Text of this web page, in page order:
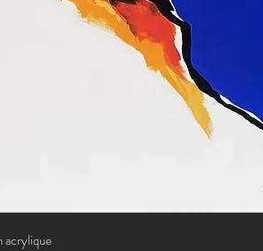
acrylique